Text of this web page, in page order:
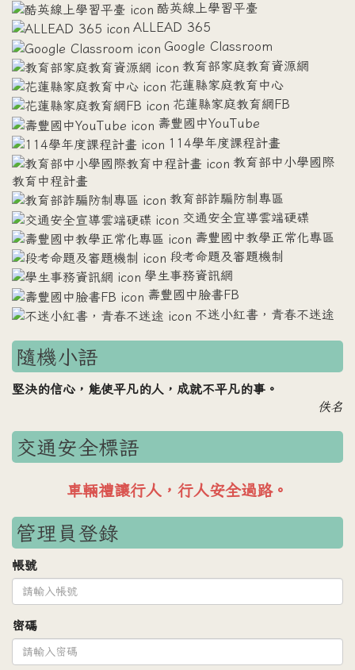
酷英線上學習平臺
ALLEAD 365
Google Classroom
教育部家庭教育資源網
花蓮縣家庭教育中心
花蓮縣家庭教育網FB
壽豐國中YouTube
114學年度課程計畫
教育部中小學國際
教育中程計畫
教育部詐騙防制專區
交通安全宣導雲端硬碟
壽豐國中教學正常化專區
段考命題及審題機制
學生事務資訊網
壽豐國中臉書FB
不迷小紅書，青春不迷途
隨機小語
堅決的信心，能使平凡的人，成就不平凡的事。
佚名
交通安全標語
車輛禮讓行人，行人安全過路。
管理員登錄
帳號
密碼